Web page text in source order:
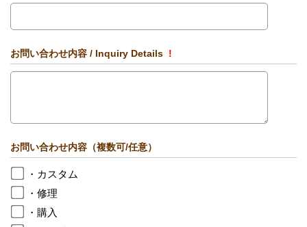
お問い合わせ内容 / Inquiry Details !
お問い合わせ内容（複数可/任意）
・カスタム
・修理
・購入